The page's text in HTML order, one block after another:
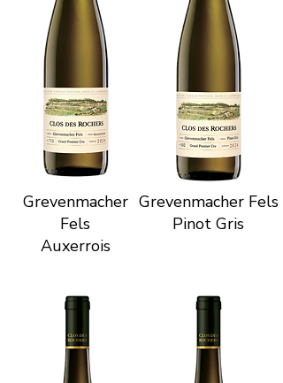
Grevenmacher
Fels
Auxerrois
Grevenmacher Fels
Pinot Gris